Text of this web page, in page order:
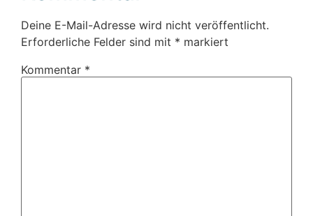
Deine E-Mail-Adresse wird nicht veröffentlicht.
Erforderliche Felder sind mit * markiert
Kommentar *